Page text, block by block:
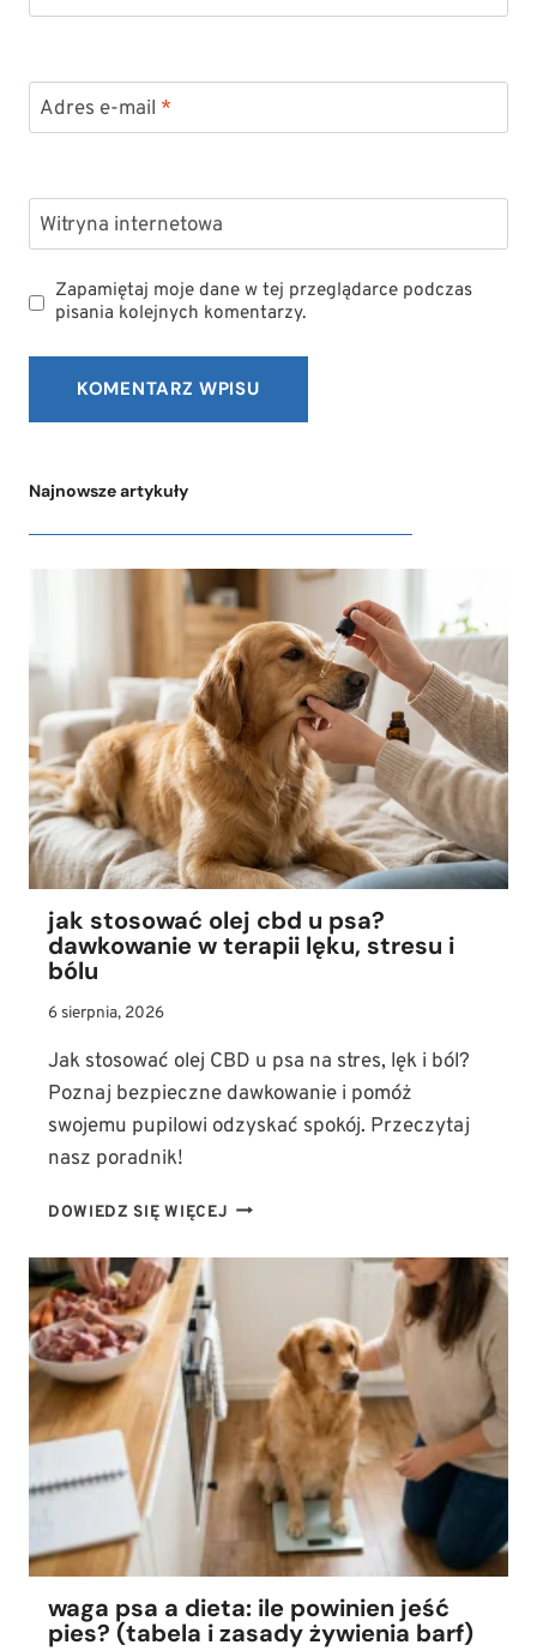
Adres e-mail *
Witryna internetowa
Zapamiętaj moje dane w tej przeglądarce podczas
pisania kolejnych komentarzy.
Najnowsze artykuły
jak stosować olej cbd u psa?
dawkowanie w terapii lęku, stresu i
bólu
6 sierpnia, 2026
Jak stosować olej CBD u psa na stres, lęk i ból?
Poznaj bezpieczne dawkowanie i pomóż
swojemu pupilowi odzyskać spokój. Przeczytaj
nasz poradnik!
DOWIEDZ SIĘ WIĘCEJ JAK
OLEJ
DAWKOWANIE
W
TERAPII
LĘKU,
STRESU
BÓLU
waga psa a dieta: ile powinien jeść
pies? (tabela i zasady żywienia barf)